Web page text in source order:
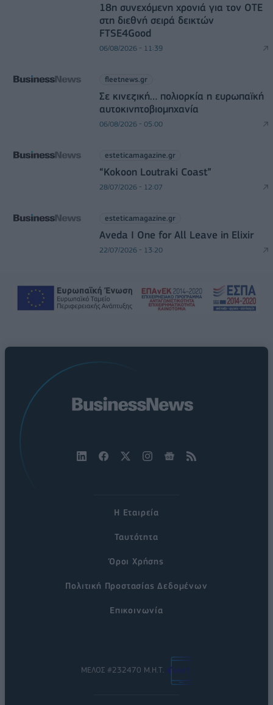
18η συνεχόμενη χρονιά για τον ΟΤΕ
στη διεθνή σειρά δεικτών
FTSE4Good
06/08/2026 - 11:39
fleetnews.gr
Σε κινεζική… πολιορκία η ευρωπαϊκή
αυτοκινητοβιομηχανία
06/08/2026 - 05:00
esteticamagazine.gr
“Kokoon Loutraki Coast”
28/07/2026 - 12:07
esteticamagazine.gr
Aveda I One for All Leave in Elixir
22/07/2026 - 13:20
Η Εταιρεία
Ταυτότητα
Όροι Χρήσης
Πολιτική Προστασίας Δεδομένων
Επικοινωνία
ΜΕΛΟΣ #232470 Μ.Η.Τ.